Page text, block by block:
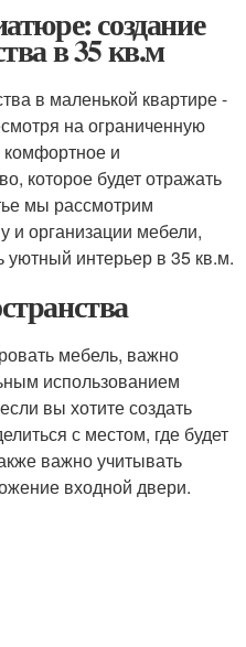
создание
в 35 кв.м
в маленькой квартире -
на ограниченную
и
которое будет отражать
мы рассмотрим
и организации мебели,
уютный интерьер в 35 кв.м.
мебель, важно
использованием
вы хотите создать
с местом, где будет
важно учитывать
входной двери.